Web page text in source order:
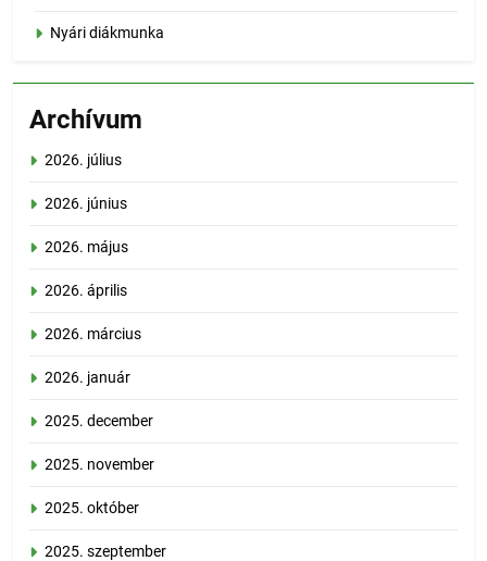
Nyári diákmunka
Archívum
2026. július
2026. június
2026. május
2026. április
2026. március
2026. január
2025. december
2025. november
2025. október
2025. szeptember